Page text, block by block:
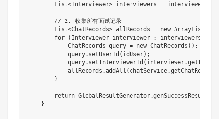
List<Interviewer> interviewers =
// 2. 收集所有面试记录
List<ChatRecords> allRecords = new ArrayList
for
( Interviewer interviewer : interviewers
ChatRecords query = new ChatRecords ( ) ;
            query
. setUserId ( idUser) ;
            query
. setInterviewerId ( interviewer.
            allRecords
.addAll ( chatService.getChatRecords
}
return GlobalResultGenerator.genSuccessResult
}